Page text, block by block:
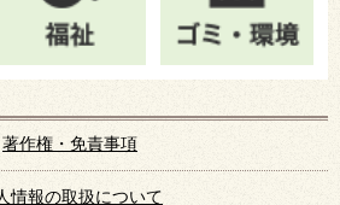
著作権・免責事項
情報の取扱について